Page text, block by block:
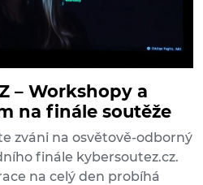
– Workshopy a
na finále soutěže
zváni na osvětově-odborný
finále kybersoutez.cz.
na celý den probíhá